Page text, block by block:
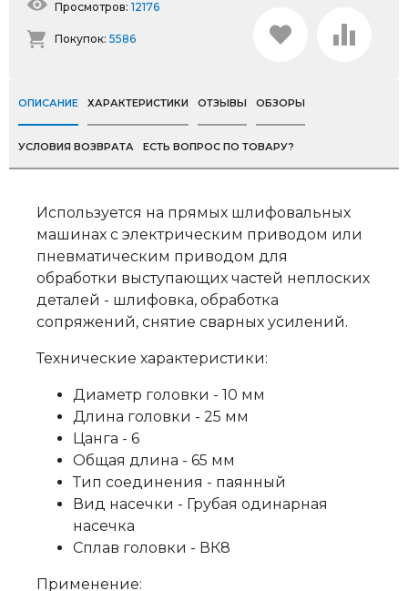
Просмотров: 12176
Покупок: 5586
ОПИСАНИЕ ХАРАКТЕРИСТИКИ ОТЗЫВЫ ОБЗОРЫ
УСЛОВИЯ ВОЗВРАТА ЕСТЬ ВОПРОС ПО ТОВАРУ?
Используется на прямых шлифовальных
машинах с электрическим приводом или
пневматическим приводом для
обработки выступающих частей неплоских
деталей - шлифовка, обработка
сопряжений, снятие сварных усилений.
Технические характеристики:
Диаметр головки - 10 мм
Длина головки - 25 мм
Цанга - 6
Общая длина - 65 мм
Тип соединения - паянный
Вид насечки - Грубая одинарная
насечка
Сплав головки - ВК8
Применение: